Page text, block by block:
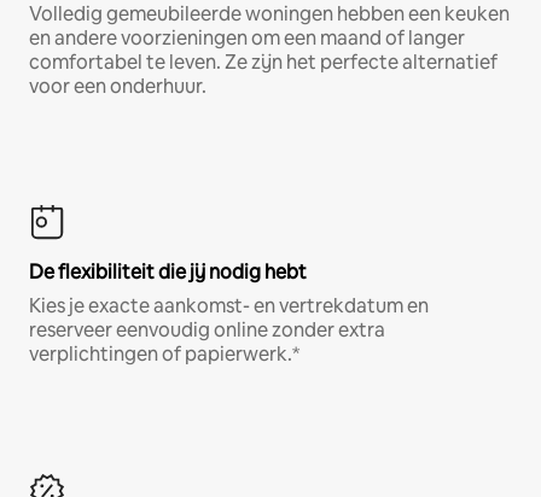
Volledig gemeubileerde woningen hebben een keuken
en andere voorzieningen om een maand of langer
comfortabel te leven. Ze zijn het perfecte alternatief
voor een onderhuur.
De flexibiliteit die jij nodig hebt
Kies je exacte aankomst- en vertrekdatum en
reserveer eenvoudig online zonder extra
verplichtingen of papierwerk.*